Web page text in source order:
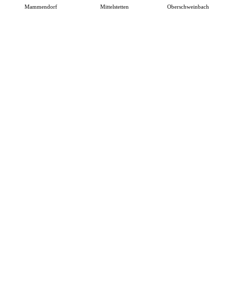
Mammendorf Mittelstetten Oberschweinbach